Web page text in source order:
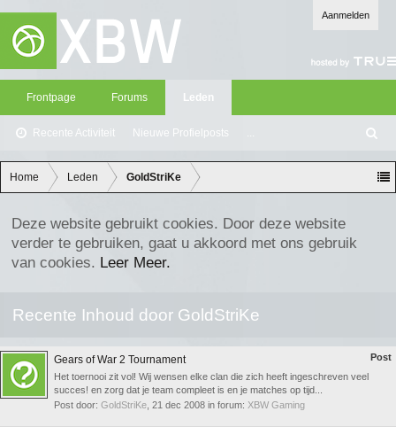
Aanmelden
Frontpage Forums Leden
Recente Activiteit Nieuwe Profielposts ...
oe
ke
n
Home Leden GoldStriKe
Deze website gebruikt cookies. Door deze website
verder te gebruiken, gaat u akkoord met ons gebruik
van cookies. Leer Meer.
Recente Inhoud door GoldStriKe
Post
Gears of War 2 Tournament
Het toernooi zit vol! Wij wensen elke clan die zich heeft ingeschreven veel
succes! en zorg dat je team compleet is en je matches op tijd...
Post door: GoldStriKe 21 dec 2008 in forum: XBW Gaming